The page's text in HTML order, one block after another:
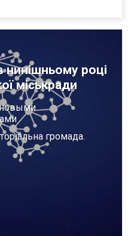
нинішньому році
міськради
новыми
громада.